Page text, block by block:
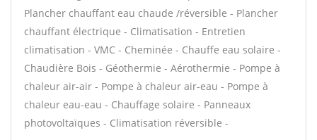
Plancher chauffant eau chaude /réversible - Plancher
chauffant électrique - Climatisation - Entretien
climatisation - VMC - Cheminée - Chauffe eau solaire -
Chaudière Bois - Géothermie - Aérothermie - Pompe à
chaleur air-air - Pompe à chaleur air-eau - Pompe à
chaleur eau-eau - Chauffage solaire - Panneaux
photovoltaïques - Climatisation réversible -